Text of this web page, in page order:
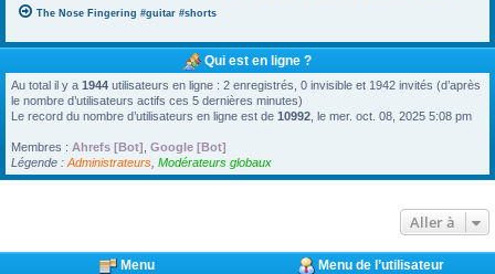
The Nose Fingering #guitar #shorts
Qui est en ligne ?
Au total il y a 1944 utilisateurs en ligne : 2 enregistrés, 0 invisible et 1942 invités (d’après
le nombre d’utilisateurs actifs ces 5 dernières minutes)
Le record du nombre d’utilisateurs en ligne est de 10992 , le mer. oct. 08, 2025 5:08 pm
Membres : Ahrefs [Bot] Google [Bot]
Légende : Administrateurs Modérateurs globaux
Aller à
Menu Menu de l’utilisateur